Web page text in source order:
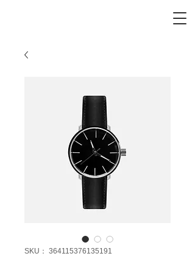
SKU： 364115376135191